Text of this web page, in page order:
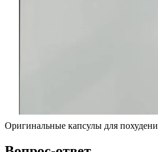
Оригинальные капсулы для